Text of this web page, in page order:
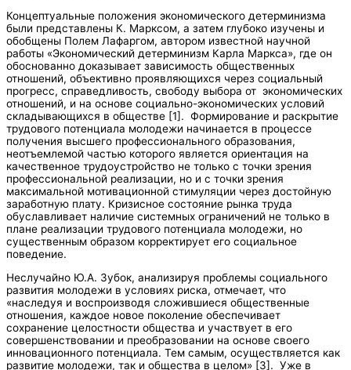
Концептуальные положения экономического детерминизма
были представлены К. Марксом, а затем глубоко изучены и
обобщены Полем Лафаргом, автором известной научной
работы «Экономический детерминизм Карла Маркса», где он
обоснованно доказывает зависимость общественных
отношений, объективно проявляющихся через социальный
прогресс, справедливость, свободу выбора от экономических
отношений, и на основе социально-экономических условий
складывающихся в обществе [1]. Формирование и раскрытие
трудового потенциала молодежи начинается в процессе
получения высшего профессионального образования,
неотъемлемой частью которого является ориентация на
качественное трудоустройство не только с точки зрения
профессиональной реализации, но и с точки зрения
максимальной мотивационной стимуляции через достойную
заработную плату. Кризисное состояние рынка труда
обуславливает наличие системных ограничений не только в
плане реализации трудового потенциала молодежи, но
существенным образом корректирует его социальное
поведение.
Неслучайно Ю.А. Зубок, анализируя проблемы социального
развития молодежи в условиях риска, отмечает, что
«наследуя и воспроизводя сложившиеся общественные
отношения, каждое новое поколение обеспечивает
сохранение целостности общества и участвует в его
совершенствовании и преобразовании на основе своего
инновационного потенциала. Тем самым, осуществляется как
развитие молодежи, так и общества в целом» [3]. Уже в